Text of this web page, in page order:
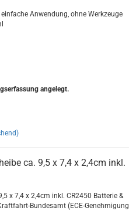
An­wen­dung, ohne Werk­zeu­ge
an­ge­legt.
ca. 9,5 x 7,4 x 2,4cm inkl.
x 7,4 x 2,4cm inkl. CR2450 Bat­te­rie &
​Bundesamt (ECE-​Genehmigung